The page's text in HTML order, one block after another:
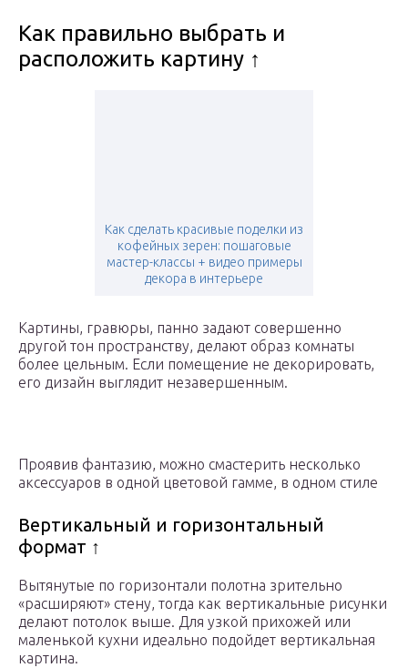
Как правильно выбрать и
расположить картину ↑
Как сделать красивые поделки из
кофейных зерен: пошаговые
мастер-классы + видео примеры
декора в интерьере
Картины, гравюры, панно задают совершенно
другой тон пространству, делают образ комнаты
более цельным. Если помещение не декорировать,
его дизайн выглядит незавершенным.
Проявив фантазию, можно смастерить несколько
аксессуаров в одной цветовой гамме, в одном стиле
Вертикальный и горизонтальный
формат ↑
Вытянутые по горизонтали полотна зрительно
«расширяют» стену, тогда как вертикальные рисунки
делают потолок выше. Для узкой прихожей или
маленькой кухни идеально подойдет вертикальная
картина.